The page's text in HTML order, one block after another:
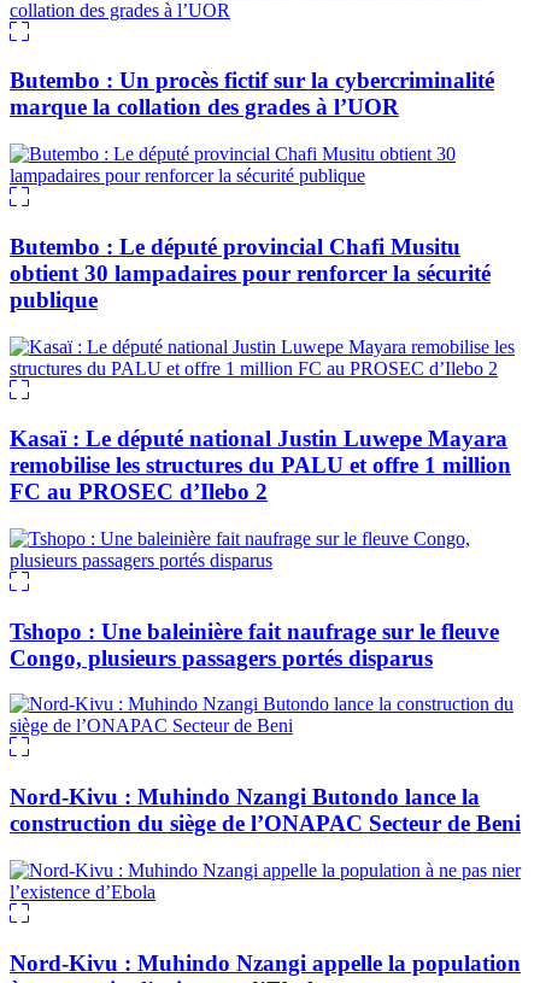
Butembo : Un procès fictif sur la cybercriminalité
marque la collation des grades à l’UOR
Butembo : Le député provincial Chafi Musitu
obtient 30 lampadaires pour renforcer la sécurité
publique
Kasaï : Le député national Justin Luwepe Mayara
remobilise les structures du PALU et offre 1 million
FC au PROSEC d’Ilebo 2
Tshopo : Une baleinière fait naufrage sur le fleuve
Congo, plusieurs passagers portés disparus
Nord-Kivu : Muhindo Nzangi Butondo lance la
construction du siège de l’ONAPAC Secteur de Beni
Nord-Kivu : Muhindo Nzangi appelle la population